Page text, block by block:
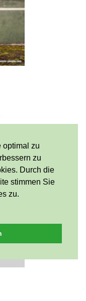
optimal zu
zu
Durch die
stimmen Sie
zu.